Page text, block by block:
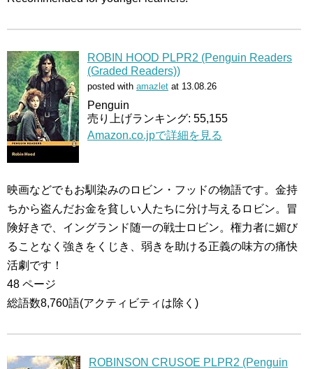
ROBIN HOOD PLPR2 (Penguin Readers
(Graded Readers))
posted with amazlet at 13.08.26
Penguin
売り上げランキング: 55,155
Amazon.co.jpで詳細を見る
映画などでもお馴染みのロビン・フッドの物語です。金持
ちから盗んだお金を貧しい人たちに分け与えるロビン。冒
険好きで、イングランド随一の戦士ロビン。権力者に媚び
ることなく強きをくじき、弱きを助ける正義の味方の痛快
活劇です！
48 ページ
総語数8,760語(アクティビティは除く)
ROBINSON CRUSOE PLPR2 (Penguin